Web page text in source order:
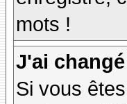
mots !
J'ai
Si vous